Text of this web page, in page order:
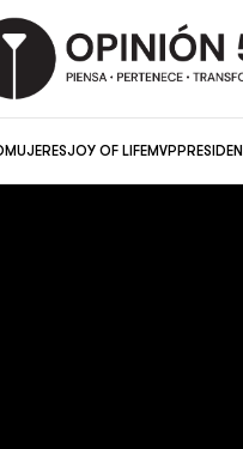
MUJERESJOY OF LIFEMVP